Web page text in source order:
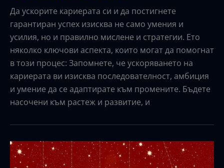
Да ускорите кариерата си и да постигнете
гарантиран успех изисква не само умения и
усилия, но и правилно мислене и стратегии. Ето
няколко ключови аспекта, които могат да помогнат
в този процес: Запомнете, че ускоряването на
кариерата ви изисква последователност, амбиция
и умение да се адаптирате към промените. Бъдете
насочени към растеж и развитие, и